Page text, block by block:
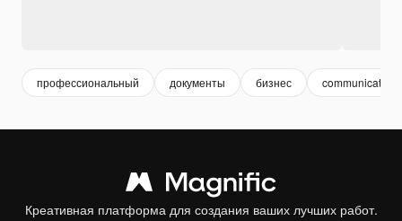
профессиональный документы бизнес communication
Креативная платформа для создания ваших лучших работ.